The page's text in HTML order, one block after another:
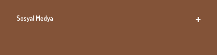
Sosyal Medya